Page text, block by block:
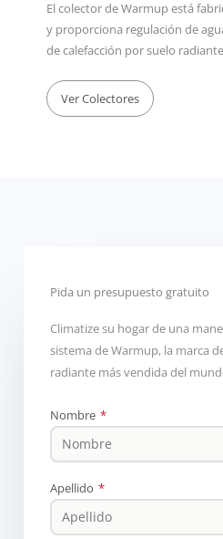
El colector de Warmup está
y proporciona regulación de
de calefacción por suelo
Ver Colectores
Pida un presupuesto gratuito
Climatize su hogar de una
sistema de Warmup, la marca
radiante más vendida del
Nombre *
Apellido *